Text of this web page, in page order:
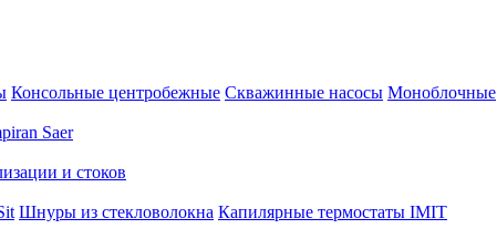
Консольные центробежные Скважинные насосы Моноблочные
Saer
и стоков
Шнуры из стекловолокна Капилярные термостаты IMIT